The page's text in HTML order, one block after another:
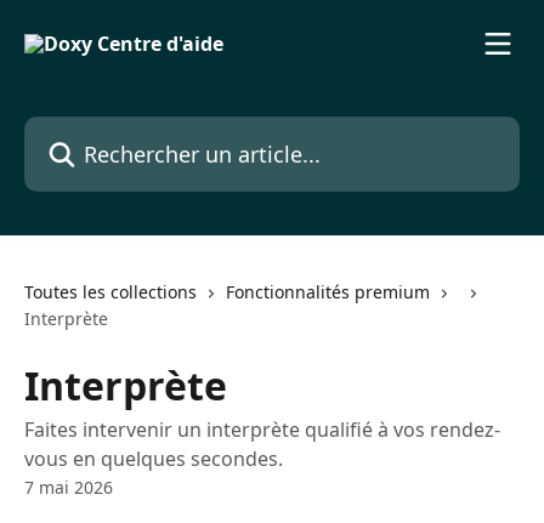
Rechercher un article...
Toutes les collections
Fonctionnalités premium
Interprète
Interprète
Faites intervenir un interprète qualifié à vos rendez-
vous en quelques secondes.
7 mai 2026